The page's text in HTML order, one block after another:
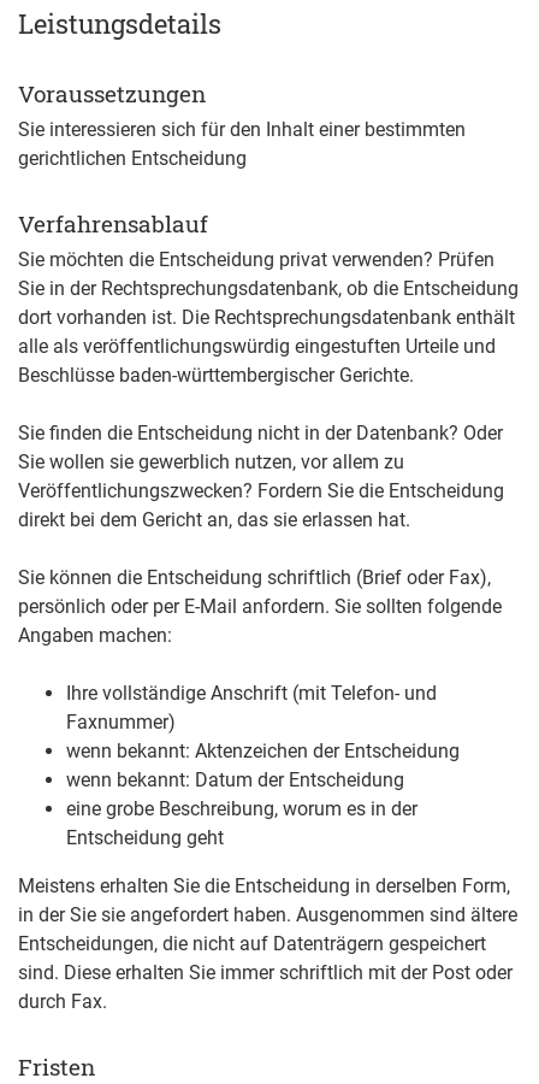
Leistungsdetails
Voraussetzungen
Sie interessieren sich für den Inhalt einer bestimmten
gerichtlichen Entscheidung
Verfahrensablauf
Sie möchten die Entscheidung privat verwenden? Prüfen
Sie in der Rechtsprechungsdatenbank, ob die Entscheidung
dort vorhanden ist. Die Rechtsprechungsdatenbank enthält
alle als veröffentlichungswürdig eingestuften Urteile und
Beschlüsse baden-württembergischer Gerichte.
Sie finden die Entscheidung nicht in der Datenbank? Oder
Sie wollen sie gewerblich nutzen, vor allem zu
Veröffentlichungszwecken? Fordern Sie die Entscheidung
direkt bei dem Gericht an, das sie erlassen hat.
Sie können die Entscheidung schriftlich (Brief oder Fax),
persönlich oder per E-Mail anfordern. Sie sollten folgende
Angaben machen:
Ihre vollständige Anschrift (mit Telefon- und
Faxnummer)
wenn bekannt: Aktenzeichen der Entscheidung
wenn bekannt: Datum der Entscheidung
eine grobe Beschreibung, worum es in der
Entscheidung geht
Meistens erhalten Sie die Entscheidung in derselben Form,
in der Sie sie angefordert haben. Ausgenommen sind ältere
Entscheidungen, die nicht auf Datenträgern gespeichert
sind. Diese erhalten Sie immer schriftlich mit der Post oder
durch Fax.
Fristen